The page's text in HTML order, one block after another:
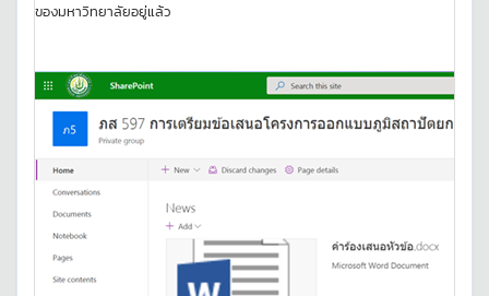
ของมหาวิทยาลัยอยู่แล้ว